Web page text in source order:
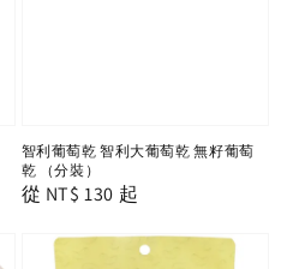
智利葡萄乾 智利大葡萄乾 無籽葡萄
乾 （分裝）
Regular
從 NT$ 130 起